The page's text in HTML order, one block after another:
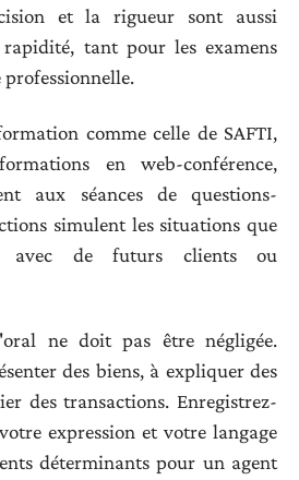
et la rigueur sont aussi
tant pour les examens
comme celle de SAFTI,
en web-conférence,
aux séances de questions-
simulent les situations que
avec de futurs clients ou
ne doit pas être négligée.
des biens, à expliquer des
des transactions. Enregistrez-
expression et votre langage
déterminants pour un agent